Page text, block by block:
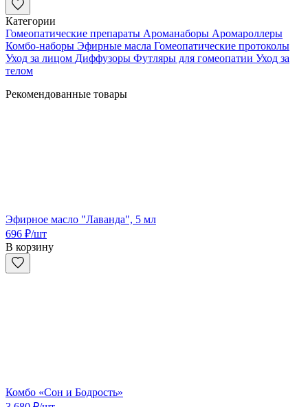
Категории
Гомеопатические препараты Ароманаборы Аромароллеры
Комбо-наборы Эфирные масла Гомеопатические протоколы
Уход за лицом Диффузоры Футляры для гомеопатии Уход за
телом
Рекомендованные товары
Эфирное масло "Лаванда", 5 мл
696 ₽/шт
В корзину
Комбо «Сон и Бодрость»